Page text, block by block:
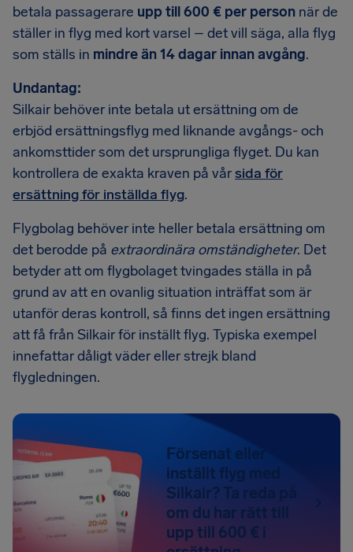
betala passagerare upp till 600 € per person när de
ställer in flyg med kort varsel – det vill säga, alla flyg
som ställs in mindre än 14 dagar innan avgång.
Undantag:
Silkair behöver inte betala ut ersättning om de
erbjöd ersättningsflyg med liknande avgångs- och
ankomsttider som det ursprungliga flyget. Du kan
kontrollera de exakta kraven på vårsida för
ersättning för inställda flyg.
Flygbolag behöver inte heller betala ersättning om
det berodde på extraordinära omständigheter. Det
betyder att om flygbolaget tvingades ställa in på
grund av att en ovanlig situation inträffat som är
utanför deras kontroll, så finns det ingen ersättning
att få från Silkair för inställt flyg. Typiska exempel
innefattar dåligt väder eller strejk bland
flygledningen.
Försenat eller
inställt flyg med
Silkair? Ta reda på
om du har rätt till
upp till 600 € i